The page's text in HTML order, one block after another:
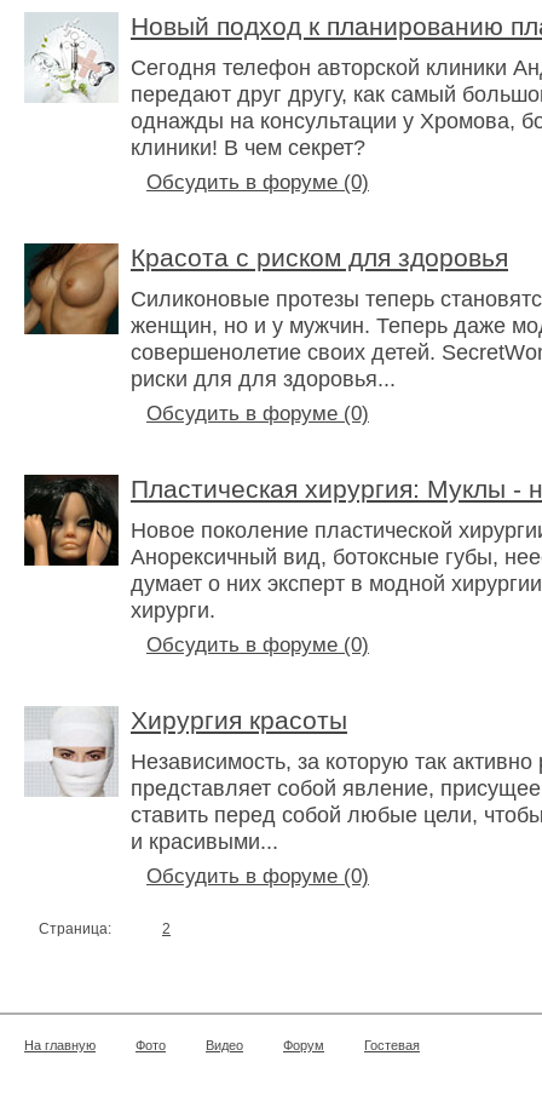
Новый подход к планированию
Сегодня телефон авторской клиники
передают друг другу, как самый
однажды на консультации у Хромова,
клиники! В чем секрет?
Обсудить в форуме (0)
Красота с риском для здоровья
Силиконовые протезы теперь
женщин, но и у мужчин. Теперь даже
совершенолетие своих детей.
риски для для здоровья...
Обсудить в форуме (0)
Пластическая хирургия: Муклы -
Новое поколение пластической
Анорексичный вид, ботоксные губы,
думает о них эксперт в модной
хирурги.
Обсудить в форуме (0)
Хирургия красоты
Независимость, за которую так активно
представляет собой явление,
ставить перед собой любые цели,
и красивыми...
Обсудить в форуме (0)
Страница: 2
На главную Фото Видео Форум Гостевая